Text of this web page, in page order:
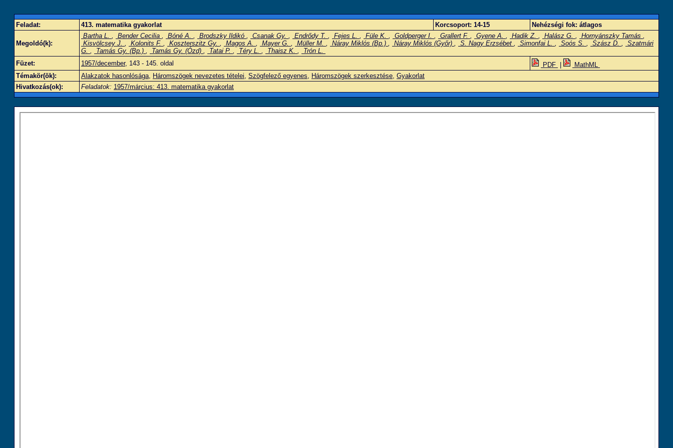
Feladat: 413. matematika gyakorlat Korcsoport: 14-15 Nehézségi fok: átlagos
Megoldó(k):
Bartha L. , Bender Cecilia , Bóné A. , Brodszky Ildikó , Csanak Gy. , Endrődy T. , Fejes L. , Füle K. , Goldperger I. , Grallert F. , Gyene A. , Hadik Z. , Halász G. , Hornyánszky Tamás ,
Kisvölcsey J. , Kolonits F. , Koszterszitz Gy. , Magos A. , Mayer G. , Müller M. , Náray Miklós (Bp.) , Náray Miklós (Győr) , S. Nagy Erzsébet , Simonfai L. , Soós S. , Szász D. ,
Szatmári
G. , Tamás Gy. (Bp.) , Tamás Gy. (Ózd) , Tatai P. , Téry L. , Thaisz K. ,
Trón L.
Füzet:
1957/december, 143 - 145. oldal PDF
MathML
Témakör(ök):
Alakzatok hasonlósága, Háromszögek nevezetes tételei, Szögfelező egyenes, Háromszögek szerkesztése, Gyakorlat
Hivatkozás(ok):
Feladatok: 1957/március: 413. matematika gyakorlat